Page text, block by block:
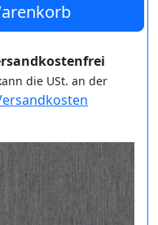
die USt. an der